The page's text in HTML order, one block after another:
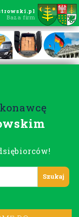
Baza firm